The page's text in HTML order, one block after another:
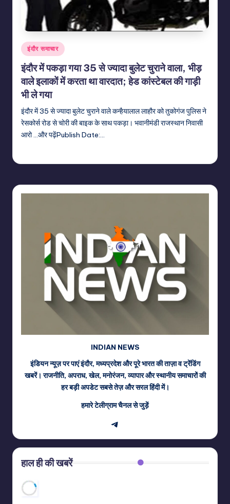
Posted
in
इंदौर समाचार
इंदौर में पकड़ा गया 35 से ज्यादा बुलेट चुराने वाला, भीड़
वाले इलाकों में करता था वारदात; हेड कांस्टेबल की गाड़ी
भी ले गया
इंदौर में 35 से ज्यादा बुलेट चुराने वाले कन्हैयालाल लाहौर को तुकोगंज पुलिस ने
रेसकोर्स रोड से चोरी की बाइक के साथ पकड़ा। भवानीमंडी राजस्थान निवासी
आरो ...और पढ़ेंPublish Date:…
INDIAN NEWS
इंडियन न्यूज़ पर पाएं इंदौर, मध्यप्रदेश और पूरे भारत की ताज़ा व ट्रेंडिंग
खबरें। राजनीति, अपराध, खेल, मनोरंजन, व्यापार और स्थानीय समाचारों की
हर बड़ी अपडेट सबसे तेज़ और सरल हिंदी में।
हमारे टेलीग्राम चैनल से जुड़ें
Telegram
हाल ही की खबरें